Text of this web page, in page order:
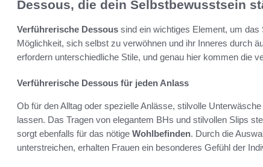
Dessous, die dein Selbstbewusstsein
Verführerische Dessous sind ein wichtiges Element, um
Möglichkeit, sich selbst zu verwöhnen und ihr Inneres durch
erfordern unterschiedliche Stile, und genau hier kommen die
Verführerische Dessous für jeden Anlass
Ob für den Alltag oder spezielle Anlässe, stilvolle
lassen. Das Tragen von elegantem BHs und stilvollen Slips
sorgt ebenfalls für das nötige Wohlbefinden. Durch die
unterstreichen, erhalten Frauen ein besonderes Gefühl der